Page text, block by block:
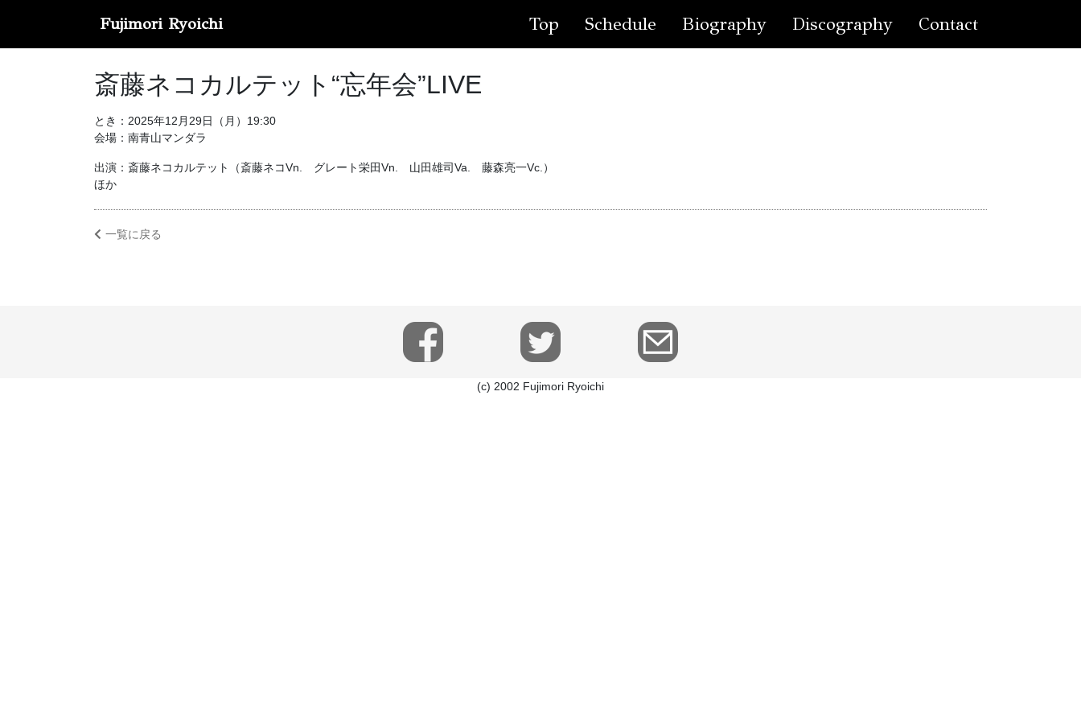
Fujimori Ryoichi Top Schedule Biography Discography Contact
斎藤ネコカルテット“忘年会”LIVE
とき：2025年12月29日（月）19:30
会場：南青山マンダラ
出演：斎藤ネコカルテット（斎藤ネコVn. グレート栄田Vn. 山田雄司Va. 藤森亮一Vc.）
ほか
一覧に戻る
(c) 2002 Fujimori Ryoichi